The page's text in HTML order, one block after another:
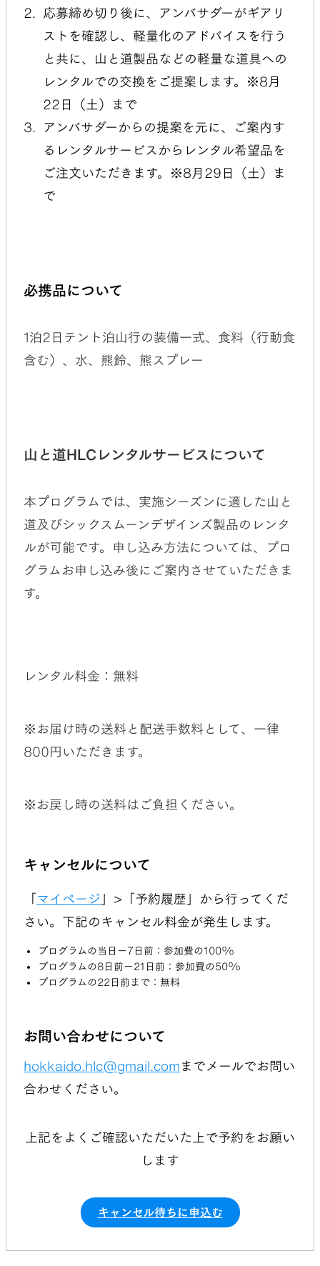
応募締め切り後に、アンバサダーがギアリ
ストを確認し、軽量化のアドバイスを行う
と共に、山と道製品などの軽量な道具への
レンタルでの交換をご提案します。※8月
22日（土）まで
アンバサダーからの提案を元に、ご案内す
るレンタルサービスからレンタル希望品を
ご注文いただきます。※8月29日（土）ま
で
必携品について
1泊2日テント泊山行の装備一式、食料（行動食
含む）、水、熊鈴、熊スプレー
山と道HLCレンタルサービスについて
本プログラムでは、実施シーズンに適した山と
道及びシックスムーンデザインズ製品のレンタ
ルが可能です。申し込み方法については、プロ
グラムお申し込み後にご案内させていただきま
す。
レンタル料金：無料
※お届け時の送料と配送手数料として、一律
800円いただきます。
※お戻し時の送料はご負担ください。
キャンセルについて
マイページ 」>「予約履歴」から行ってくだ
さい。下記のキャンセル料金が発生します。
プログラムの当日ー7日前：参加費の100%
プログラムの8日前ー21日前：参加費の50%
プログラムの22日前まで：無料
お問い合わせについて
hokkaido.hlc@gmail.com までメールでお問い
合わせください。
上記をよくご確認いただいた上で予約をお願い
します
キャンセル待ちに申込む